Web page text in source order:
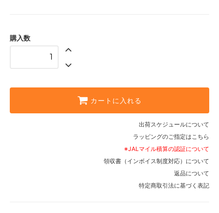
購入数
カートに入れる
出荷スケジュールについて
ラッピングのご指定はこちら
※JALマイル積算の認証について
領収書（インボイス制度対応）について
返品について
特定商取引法に基づく表記